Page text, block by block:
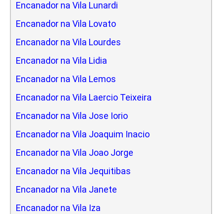
Encanador na Vila Lunardi
Encanador na Vila Lovato
Encanador na Vila Lourdes
Encanador na Vila Lidia
Encanador na Vila Lemos
Encanador na Vila Laercio Teixeira
Encanador na Vila Jose Iorio
Encanador na Vila Joaquim Inacio
Encanador na Vila Joao Jorge
Encanador na Vila Jequitibas
Encanador na Vila Janete
Encanador na Vila Iza